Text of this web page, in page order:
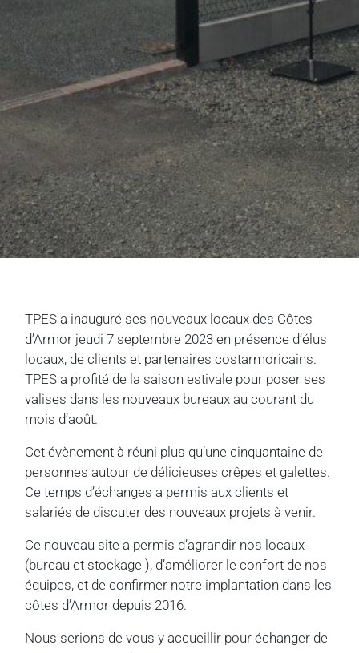
TPES a inauguré ses nouveaux locaux des Côtes
d’Armor jeudi 7 septembre 2023 en présence d’élus
locaux, de clients et partenaires costarmoricains.
TPES a profité de la saison estivale pour poser ses
valises dans les nouveaux bureaux au courant du
mois d’août.
Cet évènement à réuni plus qu’une cinquantaine de
personnes autour de délicieuses crêpes et galettes.
Ce temps d’échanges a permis aux clients et
salariés de discuter des nouveaux projets à venir.
Ce nouveau site a permis d’agrandir nos locaux
(bureau et stockage ), d’améliorer le confort de nos
équipes, et de confirmer notre implantation dans les
côtes d’Armor depuis 2016.
Nous serions de vous y accueillir pour échanger de